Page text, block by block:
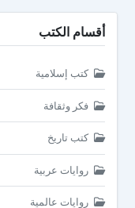
أقسام الكتب
كتب إسلامية
فكر وثقافة
كتب تاريخ
روايات عربية
روايات عالمية